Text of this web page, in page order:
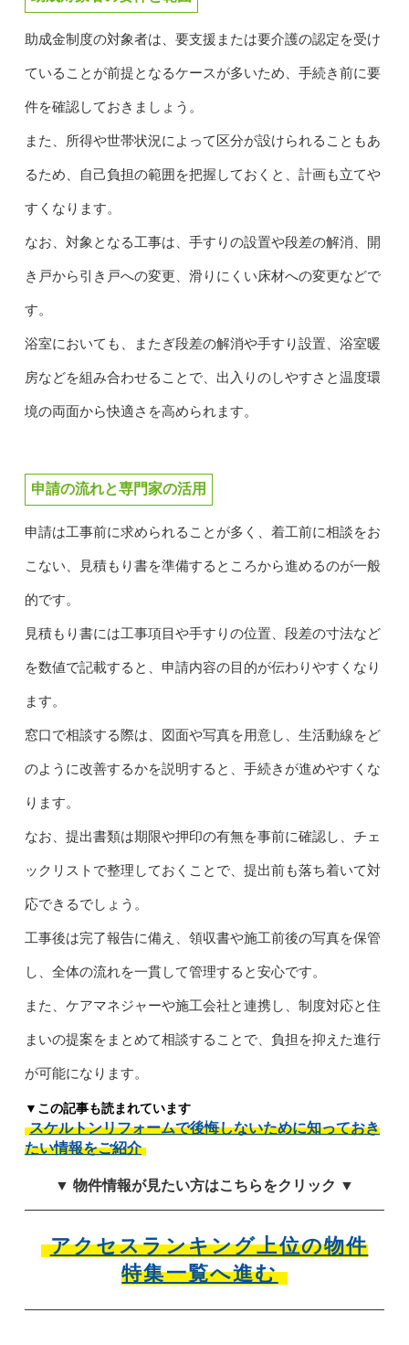
助成金制度の対象者は、要支援または要介護の認定を受け
ていることが前提となるケースが多いため、手続き前に要
件を確認しておきましょう。
また、所得や世帯状況によって区分が設けられることもあ
るため、自己負担の範囲を把握しておくと、計画も立てや
すくなります。
なお、対象となる工事は、手すりの設置や段差の解消、開
き戸から引き戸への変更、滑りにくい床材への変更などで
す。
浴室においても、またぎ段差の解消や手すり設置、浴室暖
房などを組み合わせることで、出入りのしやすさと温度環
境の両面から快適さを高められます。
申請の流れと専門家の活用
申請は工事前に求められることが多く、着工前に相談をお
こない、見積もり書を準備するところから進めるのが一般
的です。
見積もり書には工事項目や手すりの位置、段差の寸法など
を数値で記載すると、申請内容の目的が伝わりやすくなり
ます。
窓口で相談する際は、図面や写真を用意し、生活動線をど
のように改善するかを説明すると、手続きが進めやすくな
ります。
なお、提出書類は期限や押印の有無を事前に確認し、チェ
ックリストで整理しておくことで、提出前も落ち着いて対
応できるでしょう。
工事後は完了報告に備え、領収書や施工前後の写真を保管
し、全体の流れを一貫して管理すると安心です。
また、ケアマネジャーや施工会社と連携し、制度対応と住
まいの提案をまとめて相談することで、負担を抑えた進行
が可能になります。
▼この記事も読まれています
スケルトンリフォームで後悔しないために知っておき
たい情報をご紹介
▼ 物件情報が見たい方はこちらをクリック ▼
アクセスランキング上位の物件
特集一覧へ進む